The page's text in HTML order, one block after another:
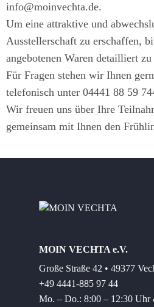
info@moinvechta.de.
Um eine attraktive und
Ausstellerschaft zu erschaffen,
angebotenen Waren detailliert zu
Für Fragen stehen wir Ihnen
telefonisch unter 04441 88 59
Wir freuen uns über Ihre
gemeinsam mit Ihnen den
MOIN VECHTA e.V.
Große Straße 42 • 49377
+49 4441-885 97 44
Mo. – Do.: 8:00 – 12:30